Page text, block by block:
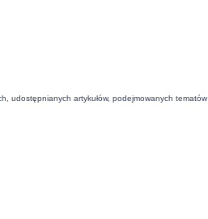
udostępnianych artykułów, podejmowanych tematów